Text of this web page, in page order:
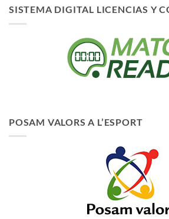
SISTEMA DIGITAL LICENCIAS Y
POSAM VALORS A L’ESPORT